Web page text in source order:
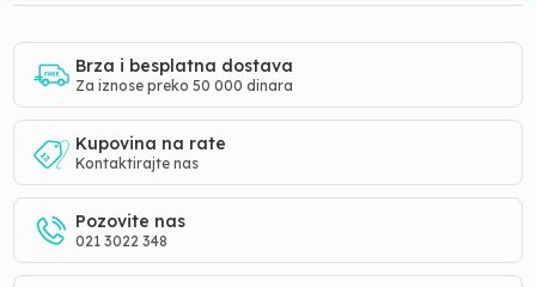
Brza i besplatna dostava
Za iznose preko 50 000 dinara
Kupovina na rate
Kontaktirajte nas
Pozovite nas
021 3022 348